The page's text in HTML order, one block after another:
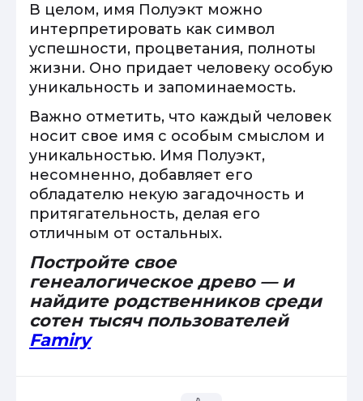
В целом, имя Полуэкт можно
интерпретировать как символ
успешности, процветания, полноты
жизни. Оно придает человеку особую
уникальность и запоминаемость.
Важно отметить, что каждый человек
носит свое имя с особым смыслом и
уникальностью. Имя Полуэкт,
несомненно, добавляет его
обладателю некую загадочность и
притягательность, делая его
отличным от остальных.
Постройте свое
генеалогическое древо — и
найдите родственников среди
сотен тысяч пользователей
Famiry